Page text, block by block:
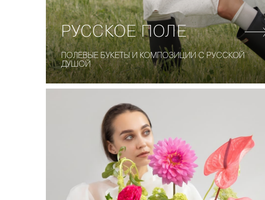
РУССКОЕ ПОЛЕ
ПОЛЕВЫЕ БУКЕТЫ И КОМПОЗИЦИИ С РУССКОЙ
ДУШОЙ